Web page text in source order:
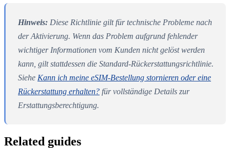
Hinweis: Diese Richtlinie gilt für technische Probleme nach
der Aktivierung. Wenn das Problem aufgrund fehlender
wichtiger Informationen vom Kunden nicht gelöst werden
kann, gilt stattdessen die Standard-Rückerstattungsrichtlinie.
Siehe Kann ich meine eSIM-Bestellung stornieren oder eine
Rückerstattung erhalten? für vollständige Details zur
Erstattungsberechtigung.
Related guides